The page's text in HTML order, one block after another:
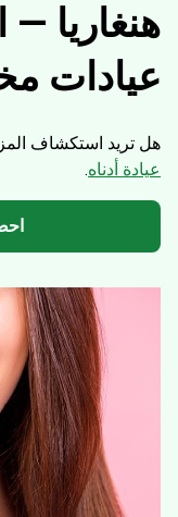
عيادات
هل تريد استكشاف
عيادة أدناه.